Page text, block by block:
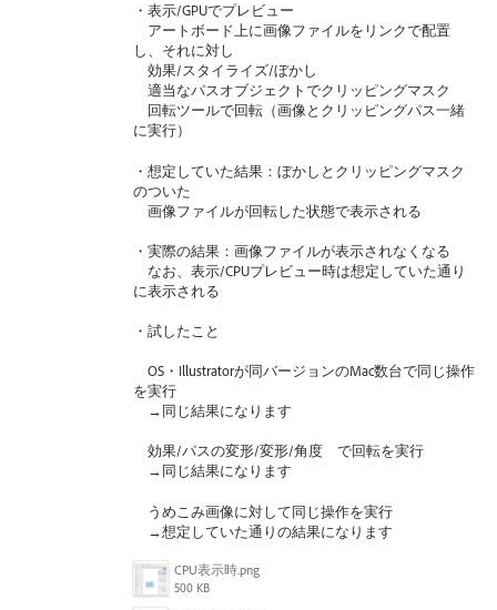
・表示/GPUでプレビュー
アートボード上に画像ファイルをリンクで配置
し、それに対し
効果/スタイライズ/ぼかし
適当なパスオブジェクトでクリッピングマスク
回転ツールで回転（画像とクリッピングパス一緒
に実行）
・想定していた結果：ぼかしとクリッピングマスク
のついた
画像ファイルが回転した状態で表示される
・実際の結果：画像ファイルが表示されなくなる
なお、表示/CPUプレビュー時は想定していた通り
に表示される
・試したこと
OS・Illustratorが同バージョンのMac数台で同じ操作
を実行
→同じ結果になります
効果/パスの変形/変形/角度 で回転を実行
→同じ結果になります
うめこみ画像に対して同じ操作を実行
→想定していた通りの結果になります
CPU表示時.png
500 KB